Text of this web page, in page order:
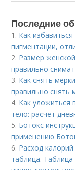
Последние
1. Как
пигментации,
2. Размер
правильно
3. Как снять
правильно
4. Как уложиться
тело: расчет
5. Ботокс
применению
6. Расход
таблица.